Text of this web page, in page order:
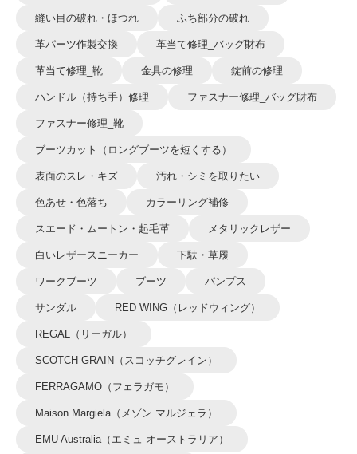
縫い目の破れ・ほつれ ふち部分の破れ
革パーツ作製交換 革当て修理_バッグ財布
革当て修理_靴 金具の修理 錠前の修理
ハンドル（持ち手）修理 ファスナー修理_バッグ財布
ファスナー修理_靴
ブーツカット（ロングブーツを短くする）
表面のスレ・キズ 汚れ・シミを取りたい
色あせ・色落ち カラーリング補修
スエード・ムートン・起毛革 メタリックレザー
白いレザースニーカー 下駄・草履
ワークブーツ ブーツ パンプス
サンダル RED WING（レッドウィング）
REGAL（リーガル）
SCOTCH GRAIN（スコッチグレイン）
FERRAGAMO（フェラガモ）
Maison Margiela（メゾン マルジェラ）
EMU Australia（エミュ オーストラリア）